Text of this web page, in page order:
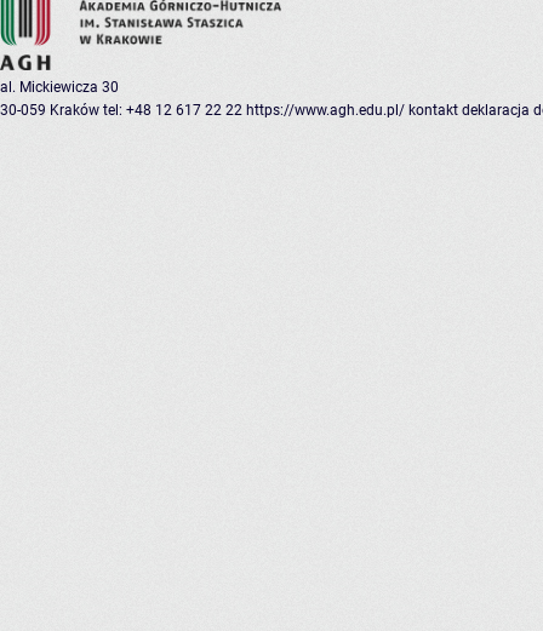
al. Mickiewicza 30
30-059 Kraków tel: +48 12 617 22 22 https://www.agh.edu.pl/ kontakt deklaracja